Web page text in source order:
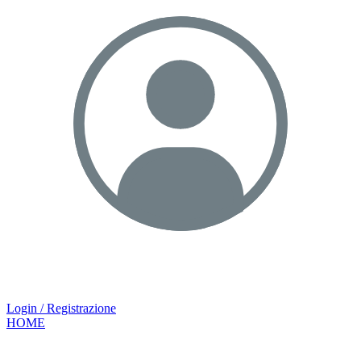
Login / Registrazione
HOME